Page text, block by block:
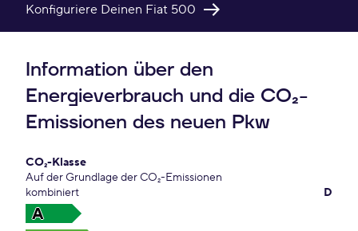
Konfiguriere Deinen Fiat 500
Information über den
Energieverbrauch und die CO₂-
Emissionen des neuen Pkw
CO₂-Klasse
Auf der Grundlage der CO₂-Emissionen
kombiniert
D
A